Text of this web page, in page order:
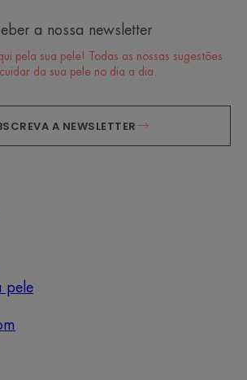
a nossa newsletter
pela sua pele! Todas as nossas sugestões
da sua pele no dia a dia.
A NEWSLETTER
pele